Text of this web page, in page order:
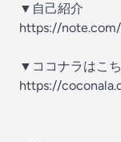
▼自己紹介
https://
▼ココナラはこ
https://